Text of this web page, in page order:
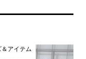
アイテム